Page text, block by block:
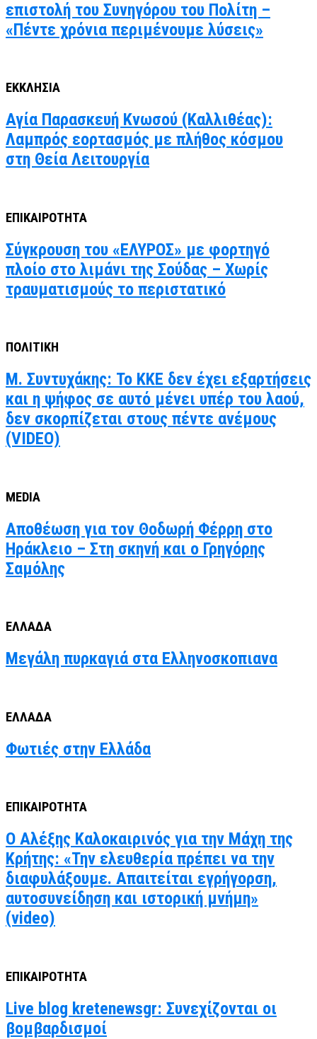
επιστολή του Συνηγόρου του Πολίτη –
«Πέντε χρόνια περιμένουμε λύσεις»
ΕΚΚΛΗΣΙΑ
Αγία Παρασκευή Κνωσού (Καλλιθέας):
Λαμπρός εορτασμός με πλήθος κόσμου
στη Θεία Λειτουργία
ΕΠΙΚΑΙΡΟΤΗΤΑ
Σύγκρουση του «ΕΛΥΡΟΣ» με φορτηγό
πλοίο στο λιμάνι της Σούδας – Χωρίς
τραυματισμούς το περιστατικό
ΠΟΛΙΤΙΚΗ
Μ. Συντυχάκης: Το ΚΚΕ δεν έχει εξαρτήσεις
και η ψήφος σε αυτό μένει υπέρ του λαού,
δεν σκορπίζεται στους πέντε ανέμους
(VIDEO)
MEDIA
Αποθέωση για τον Θοδωρή Φέρρη στο
Ηράκλειο – Στη σκηνή και ο Γρηγόρης
Σαμόλης
ΕΛΛΑΔΑ
Μεγάλη πυρκαγιά στα Ελληνοσκοπιανα
ΕΛΛΑΔΑ
Φωτιές στην Ελλάδα
ΕΠΙΚΑΙΡΟΤΗΤΑ
Ο Αλέξης Καλοκαιρινός για την Μάχη της
Κρήτης: «Την ελευθερία πρέπει να την
διαφυλάξουμε. Απαιτείται εγρήγορση,
αυτοσυνείδηση και ιστορική μνήμη»
(video)
ΕΠΙΚΑΙΡΟΤΗΤΑ
Live blog kretenewsgr: Συνεχίζονται οι
βομβαρδισμοί